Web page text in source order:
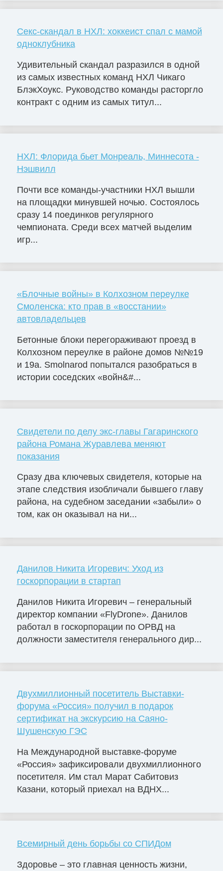
Секс-скандал в НХЛ: хоккеист спал с мамой
одноклубника
Удивительный скандал разразился в одной
из самых известных команд НХЛ Чикаго
БлэкХоукс. Руководство команды расторгло
контракт с одним из самых титул...
НХЛ: Флорида бьет Монреаль, Миннесота -
Нэшвилл
Почти все команды-участники НХЛ вышли
на площадки минувшей ночью. Состоялось
сразу 14 поединков регулярного
чемпионата. Среди всех матчей выделим
игр...
«Блочные войны» в Колхозном переулке
Смоленска: кто прав в «восстании»
автовладельцев
Бетонные блоки перегораживают проезд в
Колхозном переулке в районе домов №№19
и 19а. Smolnarod попытался разобраться в
истории соседских «войн&#...
Свидетели по делу экс-главы Гагаринского
района Романа Журавлева меняют
показания
Сразу два ключевых свидетеля, которые на
этапе следствия изобличали бывшего главу
района, на судебном заседании «забыли» о
том, как он оказывал на ни...
Данилов Никита Игоревич: Уход из
госкорпорации в стартап
Данилов Никита Игоревич – генеральный
директор компании «FlyDrone». Данилов
работал в госкорпорации по ОРВД на
должности заместителя генерального дир...
Двухмиллионный посетитель Выставки-
форума «Россия» получил в подарок
сертификат на экскурсию на Саяно-
Шушенскую ГЭС
На Международной выставке-форуме
«Россия» зафиксировали двухмиллионного
посетителя. Им стал Марат Сабитовиз
Казани, который приехал на ВДНХ...
Всемирный день борьбы со СПИДом
Здоровье – это главная ценность жизни,